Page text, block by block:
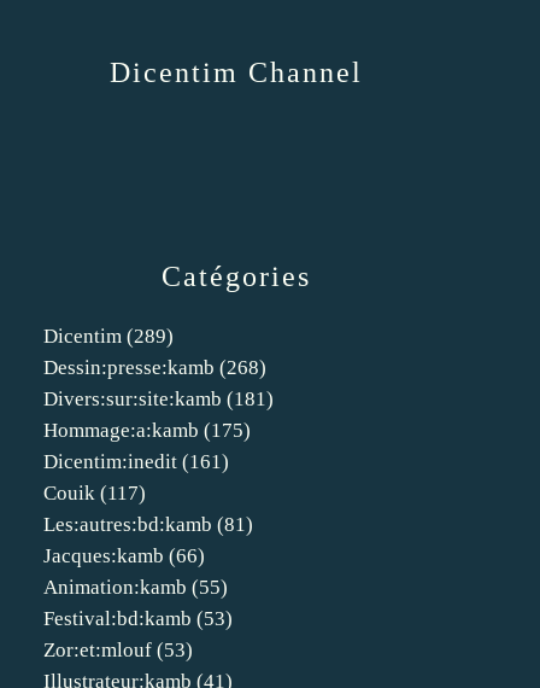
Catégories
Dicentim (289)
Dessin:presse:kamb (268)
Divers:sur:site:kamb (181)
Hommage:a:kamb (175)
Dicentim:inedit (161)
Couik (117)
Les:autres:bd:kamb (81)
Jacques:kamb (66)
Animation:kamb (55)
Festival:bd:kamb (53)
Zor:et:mlouf (53)
Illustrateur:kamb (41)
Dicentim Channel